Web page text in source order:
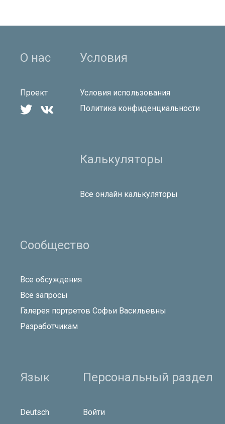
О нас
Проект
 
Условия
Условия использования
Политика конфиденциальности
Калькуляторы
Все онлайн калькуляторы
Сообщество
Все обсуждения
Все запросы
Галерея портретов Софьи Васильевны
Разработчикам
Язык
Deutsch
Персональный раздел
Войти